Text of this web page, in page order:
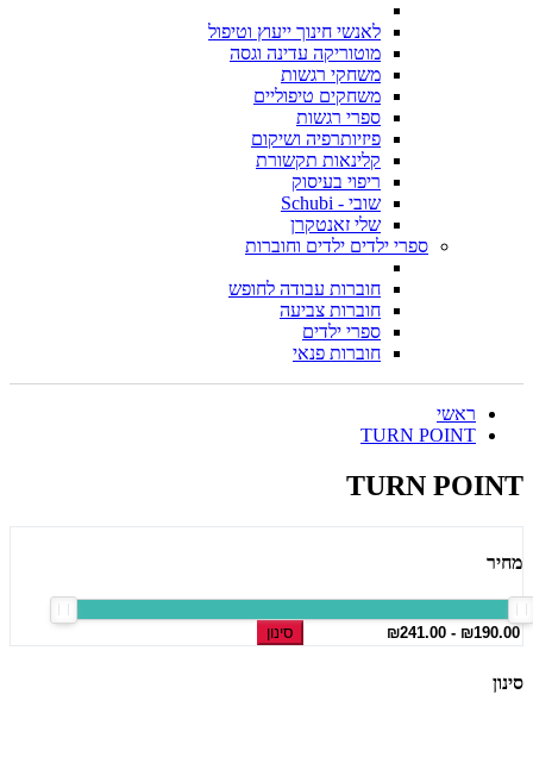
לאנשי חינוך ייעוץ וטיפול
מוטוריקה עדינה וגסה
משחקי רגשות
משחקים טיפוליים
ספרי רגשות
פיזיותרפיה ושיקום
קלינאות תקשורת
ריפוי בעיסוק
שובי - Schubi
שלי זאנטקרן
ספרי ילדים ילדים וחוברות
חוברות עבודה לחופש
חוברות צביעה
ספרי ילדים
חוברות פנאי
ראשי
TURN POINT
TURN POINT
מחיר
סינון
סינון